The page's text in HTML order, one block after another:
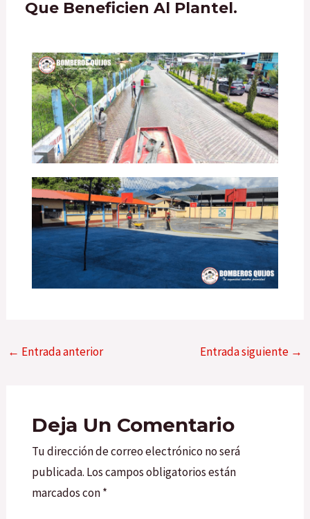
Que Beneficien Al Plantel.
← Entrada anterior Entrada siguiente →
Deja Un Comentario
Tu dirección de correo electrónico no será
publicada. Los campos obligatorios están
marcados con*